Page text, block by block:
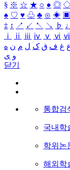
§ ※ ☆ ★ ○ ● ◎
♠ ♡ ♥ ♧ ♣ ⊙ ◈ ▣
‡ ↕ ↗ ↙ ↖ ↘ ♭ ♩
ⅰ
ⅱ ⅲ ⅳ ⅴ ⅵ ⅶ
ع غ ف ق ک ل م ن ه
و ی
닫기
통합검
국내학
학위논
해외학